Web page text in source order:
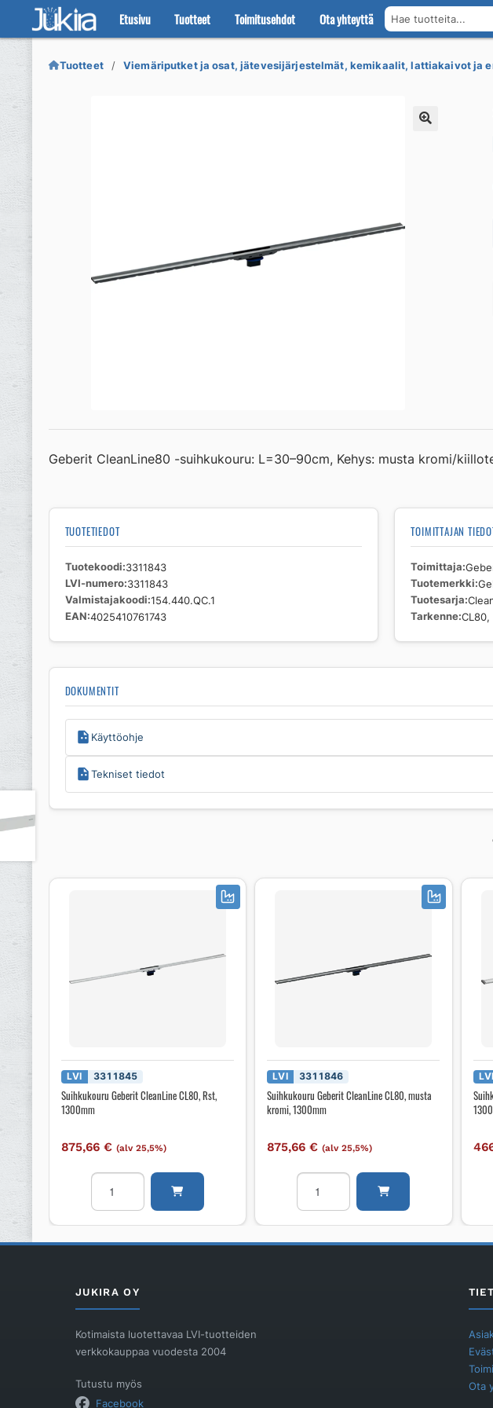
Etusivu Tuotteet Toimitusehdot Ota yhteyttä Hae tuotteita...
Siirry
navigointiin
Siirry
sisältöön
Tuotteet Viemäriputket ja osat, jätevesijärjestelmät, kemikaalit, lattiakaivot ja
Geberit CleanLine80 -suihkukouru: L=30–90cm, Kehys: musta kromi/
TUOTETIEDOT
Tuotekoodi 3311843
LVI-numero 3311843
Valmistajakoodi 154.440.QC.1
EAN 4025410761743
TOIMITTAJAN
Toimittaja
Tuotemerkki
Tuotesarja
Tarkenne
DOKUMENTIT
Käyttöohje
Tekniset tiedot
LVI 3311845
Suihkukouru Geberit CleanLine CL80, Rst,
1300mm
875,66€ (alv 25,5%)
Suihkukouru
Geberit
CleanLine
Rst,
LVI 3311846
Suihkukouru Geberit CleanLine CL80, musta
kromi, 1300mm
875,66€ (alv 25,5%)
Suihkukouru
Geberit
CleanLine
musta
LVI
JUKIRA OY
Kotimaista luotettavaa LVI-tuotteiden
verkkokauppaa vuodesta 2004
Tutustu myös
Facebook
Ota